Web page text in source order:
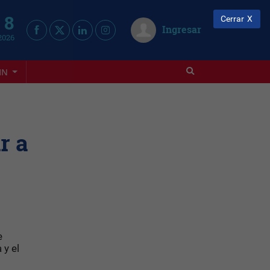
Ingresar
a
el
Cerrar